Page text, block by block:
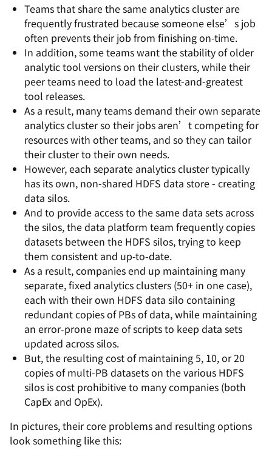
Teams that share the same analytics cluster are
frequently frustrated because someone else’s job
often prevents their job from finishing on-time.
In addition, some teams want the stability of older
analytic tool versions on their clusters, while their
peer teams need to load the latest-and-greatest
tool releases.
As a result, many teams demand their own separate
analytics cluster so their jobs aren’t competing for
resources with other teams, and so they can tailor
their cluster to their own needs.
However, each separate analytics cluster typically
has its own, non-shared HDFS data store - creating
data silos.
And to provide access to the same data sets across
the silos, the data platform team frequently copies
datasets between the HDFS silos, trying to keep
them consistent and up-to-date.
As a result, companies end up maintaining many
separate, fixed analytics clusters (50+ in one case),
each with their own HDFS data silo containing
redundant copies of PBs of data, while maintaining
an error-prone maze of scripts to keep data sets
updated across silos.
But, the resulting cost of maintaining 5, 10, or 20
copies of multi-PB datasets on the various HDFS
silos is cost prohibitive to many companies (both
CapEx and OpEx).
In pictures, their core problems and resulting options
look something like this: